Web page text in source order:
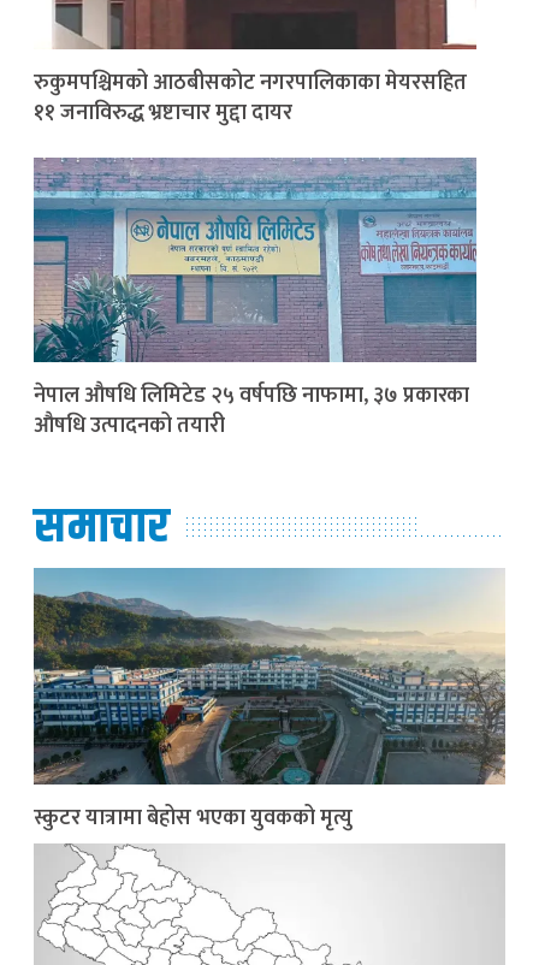
रुकुमपश्चिमको आठबीसकोट नगरपालिकाका मेयरसहित
११ जनाविरुद्ध भ्रष्टाचार मुद्दा दायर
नेपाल औषधि लिमिटेड २५ वर्षपछि नाफामा, ३७ प्रकारका
औषधि उत्पादनको तयारी
समाचार
स्कुटर यात्रामा बेहोस भएका युवकको मृत्यु